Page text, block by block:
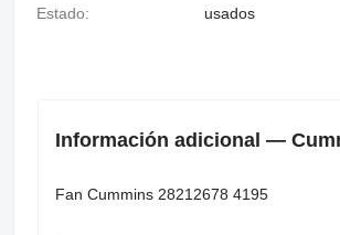
Estado: usados
Información adicional —
Fan Cummins 28212678 4195